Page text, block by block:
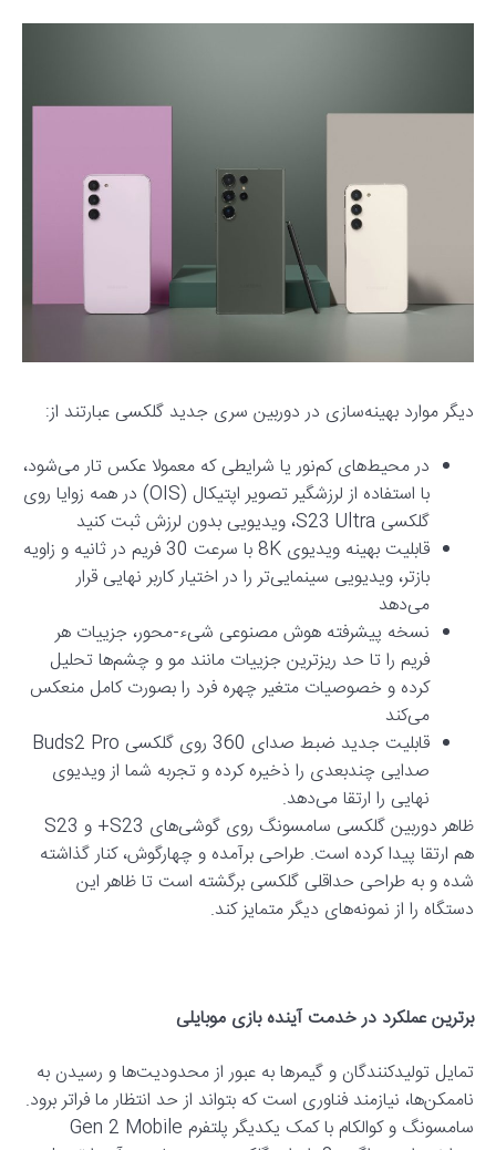
دیگر موارد بهینه‌سازی در دوربین سری جدید گلکسی عبارتند از:
در محیط‌های کم‌نور یا شرایطی که معمولا عکس تار می‌‍‌شود،
با استفاده از لرزشگیر تصویر اپتیکال (OIS) در همه زوایا روی
گلکسی S23 Ultra، ویدیویی بدون لرزش ثبت کنید
قابلیت بهینه ویدیوی 8K با سرعت 30 فریم در ثانیه و زاویه
بازتر، ویدیویی سینمایی‌تر را در اختیار کاربر نهایی قرار
می‌دهد
نسخه پیشرفته هوش مصنوعی شیء-محور، جزییات هر
فریم را تا حد ریزترین جزییات مانند مو و چشم‌ها تحلیل
کرده و خصوصیات متغیر چهره فرد را بصورت کامل منعکس
می‌کند
قابلیت جدید ضبط صدای 360 روی گلکسی Buds2 Pro
صدایی چندبعدی را ذخیره کرده و تجربه شما از ویدیوی
نهایی را ارتقا می‌دهد.
ظاهر دوربین گلکسی سامسونگ روی گوشی‌های S23+ و S23
هم ارتقا پیدا کرده است. طراحی برآمده و چهارگوش، کنار گذاشته
شده و به طراحی حداقلی گلکسی برگشته است تا ظاهر این
دستگاه را از نمونه‌های دیگر متمایز کند.
برترین عملکرد در خدمت آینده بازی موبایلی
تمایل تولیدکنندگان و گیمرها به عبور از محدودیت‌ها و رسیدن به
ناممکن‌ها، نیازمند فناوری است که بتواند از حد انتظار ما فراتر برود.
سامسونگ و کوالکام با کمک یکدیگر پلتفرم Gen 2 Mobile